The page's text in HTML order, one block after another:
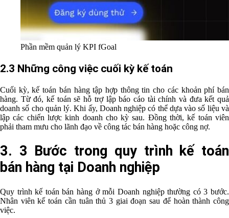
Phần mềm quản lý KPI fGoal
2.3 Những công việc cuối kỳ kế toán
Cuối kỳ, kế toán bán hàng tập hợp thông tin cho các khoản phí bán
hàng. Từ đó, kế toán sẽ hỗ trợ lập báo cáo tài chính và đưa kết quả
doanh số cho quản lý. Khi ấy, Doanh nghiệp có thể dựa vào số liệu và
lập các chiến lược kinh doanh cho kỳ sau. Đồng thời, kế toán viên
phải tham mưu cho lãnh đạo về công tác bán hàng hoặc công nợ.
3. 3 Bước trong quy trình kế toán
bán hàng tại Doanh nghiệp
Quy trình kế toán bán hàng ở mỗi Doanh nghiệp thường có 3 bước.
Nhân viên kế toán cần tuân thủ 3 giai đoạn sau để hoàn thành công
việc.